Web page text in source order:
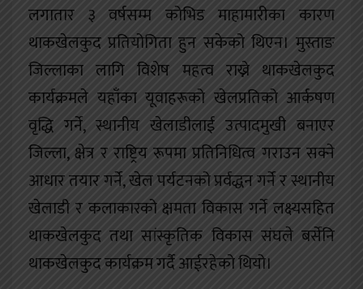
लगातार ३ वर्षसम्म कोभिड माहामारीका कारण
थाकखेलकुद प्रतियोगिता हुन सकेको थिएन। मुस्ताङ
जिल्लाका लागि विशेष महत्व राख्ने थाकखेलकुद
कार्यक्रमले यहाँका यूवाहरूको खेलप्रतिको आर्कषण
वृद्धि गर्ने, स्थानीय खेलाडीलाई उत्पादमुखी बनाएर
जिल्ला, क्षेत्र र राष्ट्रिय रूपमा प्रतिनिधित्व गराउन सक्ने
आधार तयार गर्ने, खेल पर्यटनको प्रर्वद्धन गर्ने र स्थानीय
खेलाडी र कलाकारको क्षमता विकास गर्ने लक्ष्यसहित
थाकखेलकुद तथा सांस्कृतिक विकास संघले बर्सेनि
थाकखेलकुद कार्यक्रम गर्दै आईरहेको थियो।